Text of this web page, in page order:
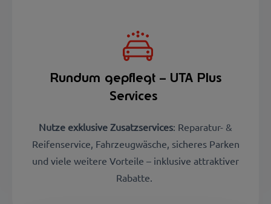
Rundum gepflegt – UTA Plus
Services
Nutze exklusive Zusatzservices: Reparatur- &
Reifenservice, Fahrzeugwäsche, sicheres Parken
und viele weitere Vorteile – inklusive attraktiver
Rabatte.